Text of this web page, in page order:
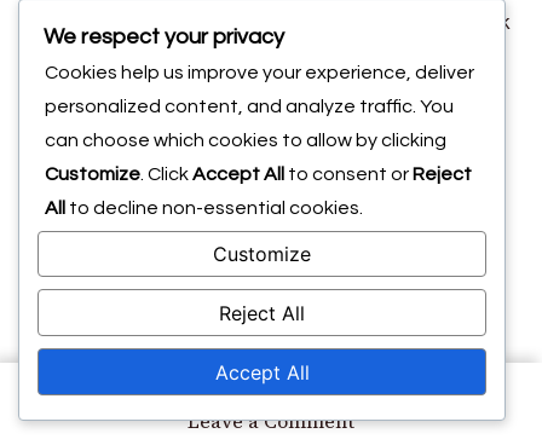
Leave a Commenton
viselkedése segít stabilizálni a csapatot. Az edzők
gyakran kiemelik, hogy képes motiválni
csapattársait, így kulcsfontosságú eszköz a
kritikus mérkőzéseken.
Figyelemre méltó
eredmények
Pályafutása során Rachael Annis számos
figyelemre méltó mérföldkövet ért el, amelyek
alátámasztják a nemzeti csapat számára tett
We respect your privacy
Cookies help us improve your experience, deliver
personalized content, and analyze traffic. You
can choose which cookies to allow by clicking
Customize . ClickAccept All to consent or Reject
All
to decline non-essential cookies.
Customize
Reject All
Accept All